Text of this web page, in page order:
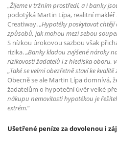
„Žijeme v tržním prostředí, a i banky
podotýká Martin Lípa, realitní makléř
Creatiway. „Hypotéky poskytovat
způsobů, jak mohou mezi sebou
S nízkou úrokovou sazbou však
rizika. „Banky kladou zvýšené nároky
rizikovosti žadatelů i z hlediska oboru,
„Také se velmi obezřetně staví ke
Obecně se ale Martin Lípa domnívá,
žadatelům o hypoteční úvěr velké
nákupu nemovitosti hypotékou je
extrém.”
Ušetřené peníze za dovolenou i